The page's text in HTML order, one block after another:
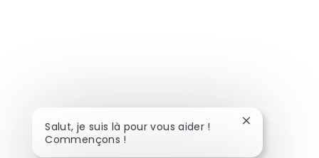
Salut, je suis là pour vous aider !
Commençons !
Fermer la